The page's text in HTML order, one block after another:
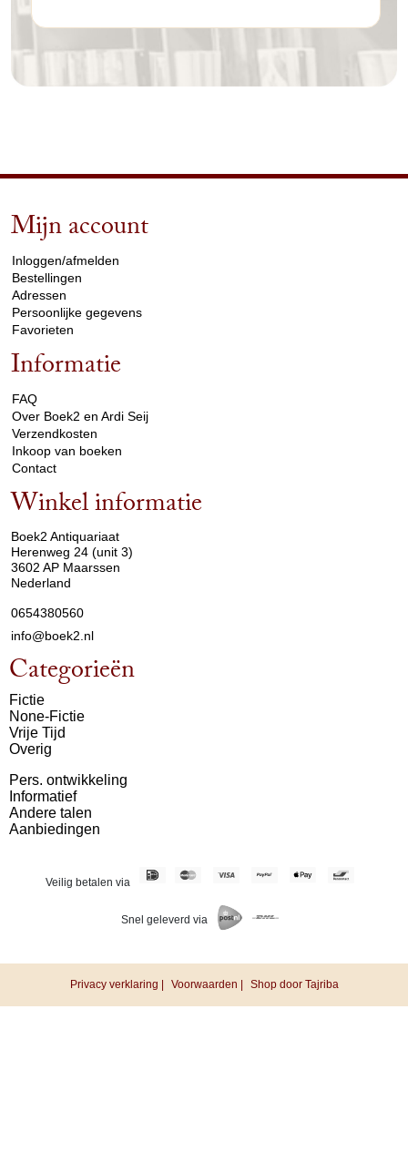
Mijn account
Inloggen/afmelden
Bestellingen
Adressen
Persoonlijke gegevens
Favorieten
Informatie
FAQ
Over Boek2 en Ardi Seij
Verzendkosten
Inkoop van boeken
Contact
Winkel informatie
Boek2 Antiquariaat
Herenweg 24 (unit 3)
3602 AP Maarssen
Nederland
0654380560
info@boek2.nl
Categorieën
Fictie
None-Fictie
Vrije Tijd
Overig
Pers. ontwikkeling
Informatief
Andere talen
Aanbiedingen
Veilig betalen via
Snel geleverd via
Privacy verklaring | Voorwaarden | Shop door Tajriba